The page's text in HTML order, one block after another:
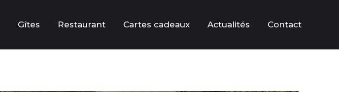
Gîtes Restaurant Cartes cadeaux Actualités Contact